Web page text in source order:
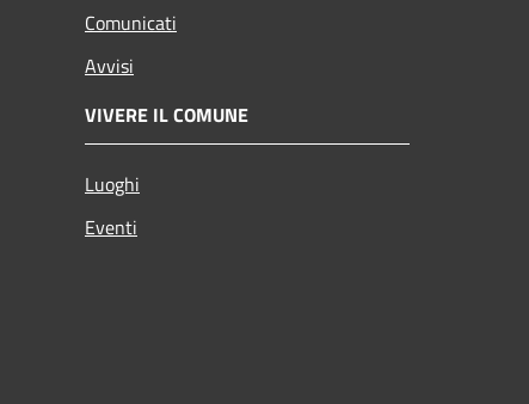
Comunicati
Avvisi
VIVERE IL COMUNE
Luoghi
Eventi